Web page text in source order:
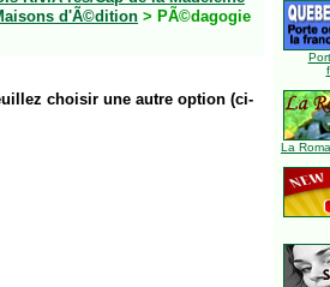
d'Ã©dition > PÃ©dagogie
choisir une autre option (ci-
La